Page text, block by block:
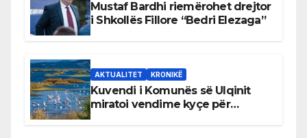
Mustaf Bardhi riemërohet drejtor
i Shkollës Fillore “Bedri Elezaga”
AKTUALITET KRONIKË
Kuvendi i Komunës së Ulqinit
miratoi vendime kyçe për